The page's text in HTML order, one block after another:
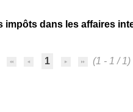
impôts dans les affaires
1 (1 - 1 / 1)